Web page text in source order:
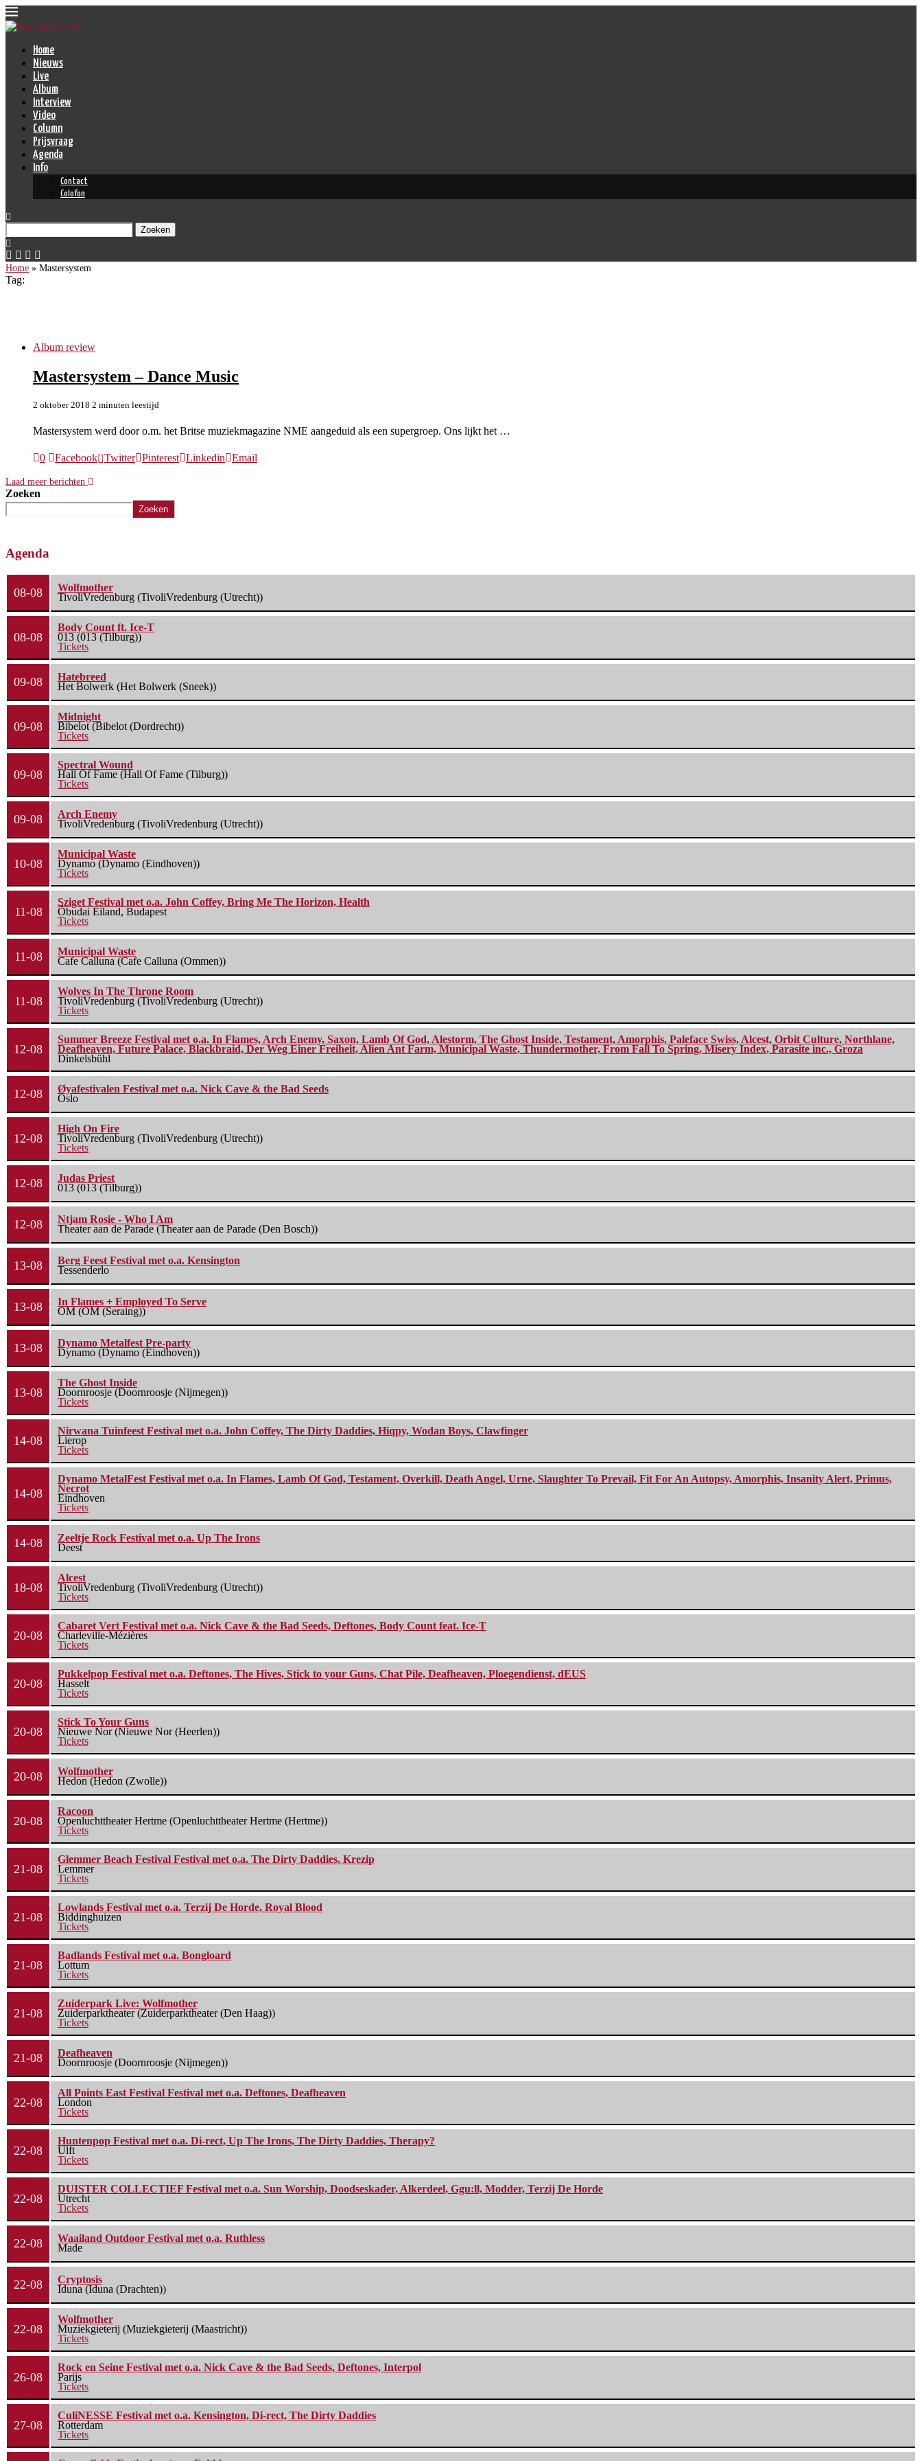
Home
Nieuws
Live
Album
Interview
Video
Column
Prijsvraag
Agenda
Info
Contact
Colofon
Zoeken
Home » Mastersystem
Tag:
Album review
Mastersystem – Dance Music
2 oktober 2018 2 minuten leestijd
Mastersystem werd door o.m. het Britse muziekmagazine NME aangeduid als een supergroep. Ons lijkt het …
0 Facebook Twitter Pinterest Linkedin Email
Laad meer berichten
Zoeken
Zoeken
Agenda
08-08
Wolfmother
TivoliVredenburg (TivoliVredenburg (Utrecht))
08-08
Body Count ft. Ice-T
013 (013 (Tilburg))
Tickets
09-08
Hatebreed
Het Bolwerk (Het Bolwerk (Sneek))
09-08
Midnight
Bibelot (Bibelot (Dordrecht))
Tickets
09-08
Spectral Wound
Hall Of Fame (Hall Of Fame (Tilburg))
Tickets
09-08
Arch Enemy
TivoliVredenburg (TivoliVredenburg (Utrecht))
10-08
Municipal Waste
Dynamo (Dynamo (Eindhoven))
Tickets
11-08
Sziget Festival met o.a. John Coffey, Bring Me The Horizon, Health
Óbudai Eiland, Budapest
Tickets
11-08
Municipal Waste
Cafe Calluna (Cafe Calluna (Ommen))
11-08
Wolves In The Throne Room
TivoliVredenburg (TivoliVredenburg (Utrecht))
Tickets
12-08
Summer Breeze Festival met o.a. In Flames, Arch Enemy, Saxon, Lamb Of God, Alestorm, The Ghost Inside, Testament, Amorphis, Paleface Swiss, Alcest, Orbit Culture, Northlane,
Deafheaven, Future Palace, Blackbraid, Der Weg Einer Freiheit, Alien Ant Farm, Municipal Waste, Thundermother, From Fall To Spring, Misery Index, Parasite inc., Groza
Dinkelsbühl
12-08
Øyafestivalen Festival met o.a. Nick Cave & the Bad Seeds
Oslo
12-08
High On Fire
TivoliVredenburg (TivoliVredenburg (Utrecht))
Tickets
12-08
Judas Priest
013 (013 (Tilburg))
12-08
Ntjam Rosie - Who I Am
Theater aan de Parade (Theater aan de Parade (Den Bosch))
13-08
Berg Feest Festival met o.a. Kensington
Tessenderlo
13-08
In Flames + Employed To Serve
OM (OM (Seraing))
13-08
Dynamo Metalfest Pre-party
Dynamo (Dynamo (Eindhoven))
13-08
The Ghost Inside
Doornroosje (Doornroosje (Nijmegen))
Tickets
14-08
Nirwana Tuinfeest Festival met o.a. John Coffey, The Dirty Daddies, Hiqpy, Wodan Boys, Clawfinger
Lierop
Tickets
14-08
Dynamo MetalFest Festival met o.a. In Flames, Lamb Of God, Testament, Overkill, Death Angel, Urne, Slaughter To Prevail, Fit For An Autopsy, Amorphis, Insanity Alert, Primus,
Necrot
Eindhoven
Tickets
14-08
Zeeltje Rock Festival met o.a. Up The Irons
Deest
18-08
Alcest
TivoliVredenburg (TivoliVredenburg (Utrecht))
Tickets
20-08
Cabaret Vert Festival met o.a. Nick Cave & the Bad Seeds, Deftones, Body Count feat. Ice-T
Charleville-Mézières
Tickets
20-08
Pukkelpop Festival met o.a. Deftones, The Hives, Stick to your Guns, Chat Pile, Deafheaven, Ploegendienst, dEUS
Hasselt
Tickets
20-08
Stick To Your Guns
Nieuwe Nor (Nieuwe Nor (Heerlen))
Tickets
20-08
Wolfmother
Hedon (Hedon (Zwolle))
20-08
Racoon
Openluchttheater Hertme (Openluchttheater Hertme (Hertme))
Tickets
21-08
Glemmer Beach Festival Festival met o.a. The Dirty Daddies, Krezip
Lemmer
Tickets
21-08
Lowlands Festival met o.a. Terzij De Horde, Royal Blood
Biddinghuizen
Tickets
21-08
Badlands Festival met o.a. Bongloard
Lottum
Tickets
21-08
Zuiderpark Live: Wolfmother
Zuiderparktheater (Zuiderparktheater (Den Haag))
Tickets
21-08
Deafheaven
Doornroosje (Doornroosje (Nijmegen))
22-08
All Points East Festival Festival met o.a. Deftones, Deafheaven
London
Tickets
22-08
Huntenpop Festival met o.a. Di-rect, Up The Irons, The Dirty Daddies, Therapy?
Ulft
Tickets
22-08
DUISTER COLLECTIEF Festival met o.a. Sun Worship, Doodseskader, Alkerdeel, Ggu:ll, Modder, Terzij De Horde
Utrecht
Tickets
22-08
Waailand Outdoor Festival met o.a. Ruthless
Made
22-08
Cryptosis
Iduna (Iduna (Drachten))
22-08
Wolfmother
Muziekgieterij (Muziekgieterij (Maastricht))
Tickets
26-08
Rock en Seine Festival met o.a. Nick Cave & the Bad Seeds, Deftones, Interpol
Parijs
Tickets
27-08
CuliNESSE Festival met o.a. Kensington, Di-rect, The Dirty Daddies
Rotterdam
Tickets